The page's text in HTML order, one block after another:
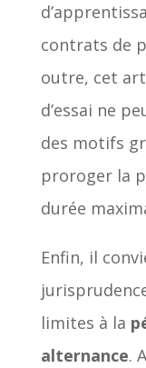
contrats de
outre, cet
d’essai ne
des motifs
proroger la
durée
Enfin, il
limites à la
alternance.